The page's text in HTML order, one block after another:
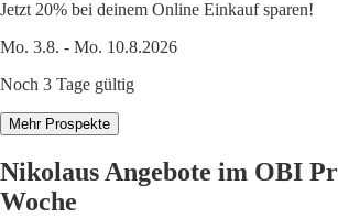
Jetzt 20% bei deinem Online Einkauf sparen!
Mo. 3.8. - Mo. 10.8.2026
Noch 3 Tage gültig
Mehr Prospekte
Nikolaus Angebote im OBI
Woche